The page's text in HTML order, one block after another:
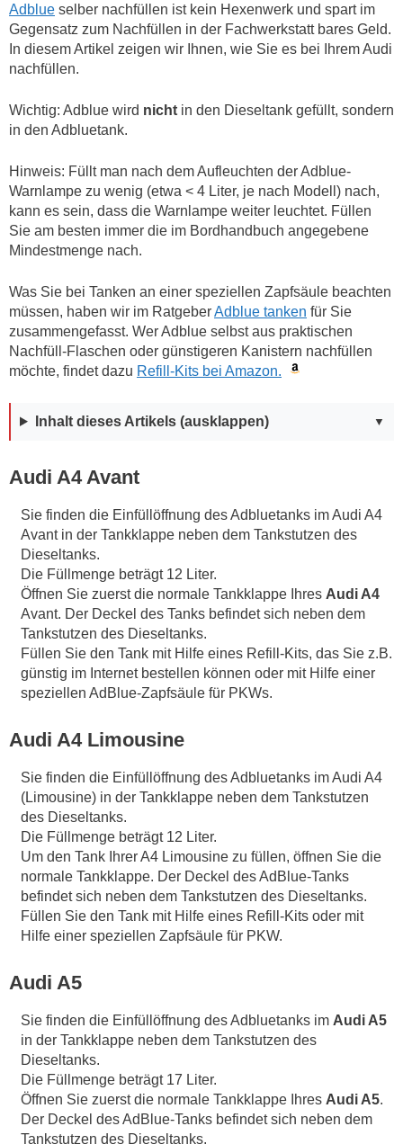
Adblue selber nachfüllen ist kein Hexenwerk und spart im
Gegensatz zum Nachfüllen in der Fachwerkstatt bares Geld.
In diesem Artikel zeigen wir Ihnen, wie Sie es bei Ihrem Audi
nachfüllen.
Wichtig: Adblue wird nicht in den Dieseltank gefüllt, sondern
in den Adbluetank.
Hinweis: Füllt man nach dem Aufleuchten der Adblue-
Warnlampe zu wenig (etwa < 4 Liter, je nach Modell) nach,
kann es sein, dass die Warnlampe weiter leuchtet. Füllen
Sie am besten immer die im Bordhandbuch angegebene
Mindestmenge nach.
Was Sie bei Tanken an einer speziellen Zapfsäule beachten
müssen, haben wir im RatgeberAdblue tanken für Sie
zusammengefasst. Wer Adblue selbst aus praktischen
Nachfüll-Flaschen oder günstigeren Kanistern nachfüllen
möchte, findet dazu Refill-Kits bei Amazon.
Inhalt dieses Artikels (ausklappen)
Audi A4 Avant
Sie finden die Einfüllöffnung des Adbluetanks im Audi A4
Avant in der Tankklappe neben dem Tankstutzen des
Dieseltanks.
Die Füllmenge beträgt 12 Liter.
Öffnen Sie zuerst die normale Tankklappe Ihres Audi A4
Avant. Der Deckel des Tanks befindet sich neben dem
Tankstutzen des Dieseltanks.
Füllen Sie den Tank mit Hilfe eines Refill-Kits, das Sie z.B.
günstig im Internet bestellen können oder mit Hilfe einer
speziellen AdBlue-Zapfsäule für PKWs.
Audi A4 Limousine
Sie finden die Einfüllöffnung des Adbluetanks im Audi A4
(Limousine) in der Tankklappe neben dem Tankstutzen
des Dieseltanks.
Die Füllmenge beträgt 12 Liter.
Um den Tank Ihrer A4 Limousine zu füllen, öffnen Sie die
normale Tankklappe. Der Deckel des AdBlue-Tanks
befindet sich neben dem Tankstutzen des Dieseltanks.
Füllen Sie den Tank mit Hilfe eines Refill-Kits oder mit
Hilfe einer speziellen Zapfsäule für PKW.
Audi A5
Sie finden die Einfüllöffnung des Adbluetanks im Audi A5
in der Tankklappe neben dem Tankstutzen des
Dieseltanks.
Die Füllmenge beträgt 17 Liter.
Öffnen Sie zuerst die normale Tankklappe Ihres Audi A5.
Der Deckel des AdBlue-Tanks befindet sich neben dem
Tankstutzen des Dieseltanks.